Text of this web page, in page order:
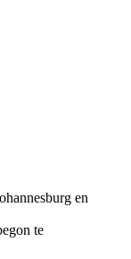
en
te